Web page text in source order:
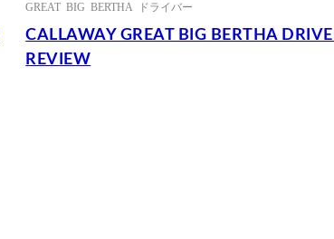
GREAT BIG BERTHA ドライバー
CALLAWAY GREAT BIG BERTHA
REVIEW